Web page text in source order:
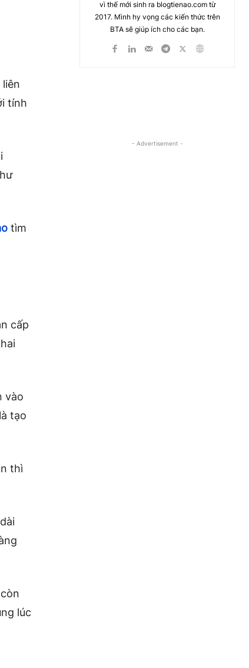
tính
tìm
cấp
vào
tạo
thì
lúc
vì thế mới sinh ra blogtienao.com từ
2017. Mình hy vọng các kiến thức trên
BTA sẽ giúp ích cho các bạn.
- Advertisement -